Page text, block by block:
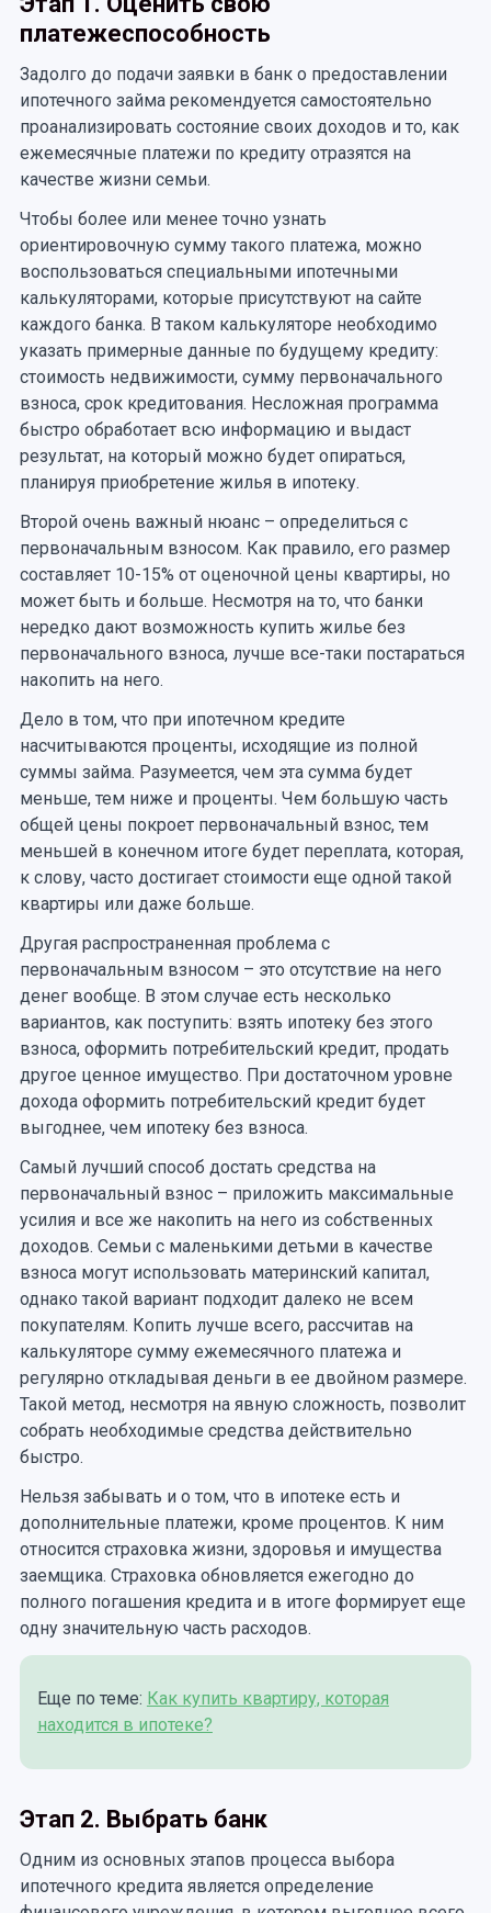
платежеспособность
Задолго до подачи заявки в банк о предоставлении
ипотечного займа рекомендуется самостоятельно
проанализировать состояние своих доходов и то, как
ежемесячные платежи по кредиту отразятся на
качестве жизни семьи.
Чтобы более или менее точно узнать
ориентировочную сумму такого платежа, можно
воспользоваться специальными ипотечными
калькуляторами, которые присутствуют на сайте
каждого банка. В таком калькуляторе необходимо
указать примерные данные по будущему кредиту:
стоимость недвижимости, сумму первоначального
взноса, срок кредитования. Несложная программа
быстро обработает всю информацию и выдаст
результат, на который можно будет опираться,
планируя приобретение жилья в ипотеку.
Второй очень важный нюанс – определиться с
первоначальным взносом. Как правило, его размер
составляет 10-15% от оценочной цены квартиры, но
может быть и больше. Несмотря на то, что банки
нередко дают возможность купить жилье без
первоначального взноса, лучше все-таки постараться
накопить на него.
Дело в том, что при ипотечном кредите
насчитываются проценты, исходящие из полной
суммы займа. Разумеется, чем эта сумма будет
меньше, тем ниже и проценты. Чем большую часть
общей цены покроет первоначальный взнос, тем
меньшей в конечном итоге будет переплата, которая,
к слову, часто достигает стоимости еще одной такой
квартиры или даже больше.
Другая распространенная проблема с
первоначальным взносом – это отсутствие на него
денег вообще. В этом случае есть несколько
вариантов, как поступить: взять ипотеку без этого
взноса, оформить потребительский кредит, продать
другое ценное имущество. При достаточном уровне
дохода оформить потребительский кредит будет
выгоднее, чем ипотеку без взноса.
Самый лучший способ достать средства на
первоначальный взнос – приложить максимальные
усилия и все же накопить на него из собственных
доходов. Семьи с маленькими детьми в качестве
взноса могут использовать материнский капитал,
однако такой вариант подходит далеко не всем
покупателям. Копить лучше всего, рассчитав на
калькуляторе сумму ежемесячного платежа и
регулярно откладывая деньги в ее двойном размере.
Такой метод, несмотря на явную сложность, позволит
собрать необходимые средства действительно
быстро.
Нельзя забывать и о том, что в ипотеке есть и
дополнительные платежи, кроме процентов. К ним
относится страховка жизни, здоровья и имущества
заемщика. Страховка обновляется ежегодно до
полного погашения кредита и в итоге формирует еще
одну значительную часть расходов.
Еще по теме: Как купить квартиру, которая
находится в ипотеке?
Этап 2. Выбрать банк
Одним из основных этапов процесса выбора
ипотечного кредита является определение